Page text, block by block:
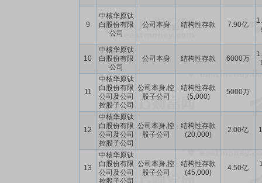
9
中核华原钛
白股份有限
公司
公司本身 结构性存款 7.90亿
10
中核华原钛
白股份有限
公司
公司本身 结构性存款 6000万
11
中核华原钛
白股份有限
公司及公司
控股子公司
公司本身,控
股子公司
结构性存款
(5,000)
5000万
12
中核华原钛
白股份有限
公司及公司
控股子公司
公司本身,控
股子公司
结构性存款
(20,000)
2.00亿
13
中核华原钛
白股份有限
公司及公司
控股子公司
公司本身,控
股子公司
结构性存款
(45,000)
4.50亿